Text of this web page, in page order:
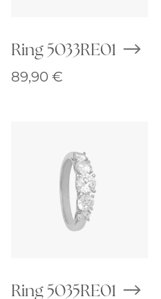
Ring 5033RE01
89,90 €
Ring 5035RE01